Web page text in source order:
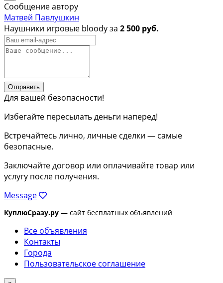
Сообщение автору
Матвей Павлушкин
Наушники игровые bloody за 2 500 руб.
Отправить
Для вашей безопасности!
Избегайте пересылать деньги наперед!
Встречайтесь лично, личные сделки — самые
безопасные.
Заключайте договор или оплачивайте товар или
услугу после получения.
Message
КуплюСразу.ру — сайт бесплатных объявлений
Все объявления
Контакты
Города
Пользовательское соглашение